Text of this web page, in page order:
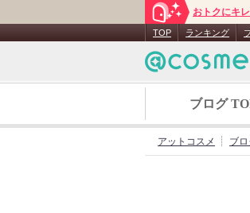
おトクにキ
TOP ランキング
ブログ
アットコスメ ブ